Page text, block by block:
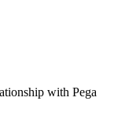
with Pega